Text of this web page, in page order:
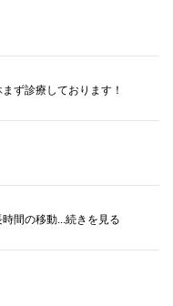
ず診療しております！
間の移動...続きを見る